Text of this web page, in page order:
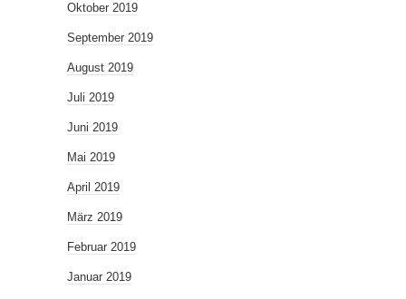
Oktober 2019
September 2019
August 2019
Juli 2019
Juni 2019
Mai 2019
April 2019
März 2019
Februar 2019
Januar 2019